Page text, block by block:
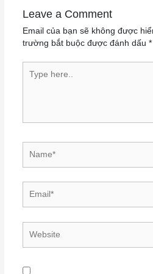
Leave a Comment
Email của bạn sẽ không được
trường bắt buộc được đánh dấu *